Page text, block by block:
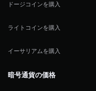
ドージコインを購入
ライトコインを購入
イーサリアムを購入
暗号通貨の価格